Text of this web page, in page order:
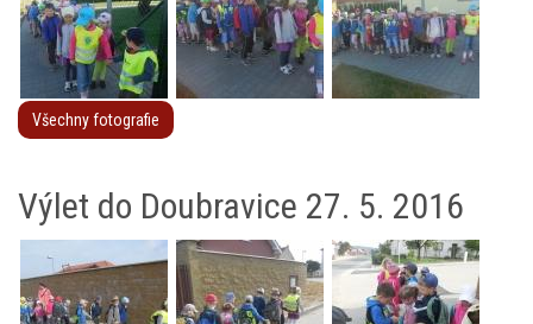
Všechny fotografie
Výlet do Doubravice 27. 5. 2016